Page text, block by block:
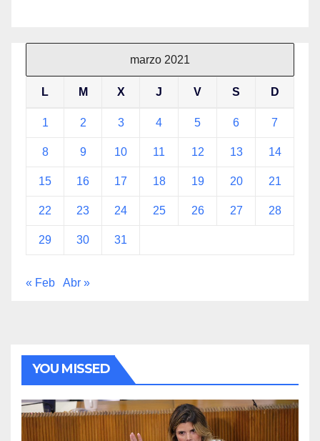
marzo 2021
L M X J V S D
1 2 3 4 5 6 7
8 9 10 11 12 13 14
15 16 17 18 19 20 21
22 23 24 25 26 27 28
29 30 31
« Feb Abr »
YOU MISSED